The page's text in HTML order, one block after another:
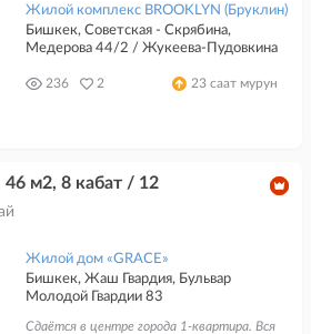
Жилой комплекс BROOKLYN (Бруклин)
Бишкек, Советская - Скрябина,
Медерова 44/2 / Жукеева-Пудовкина
236 2 23 саат мурун
46 м2, 8 кабат / 12
Жилой дом «GRACE»
Бишкек, Жаш Гвардия, Бульвар
Молодой Гвардии 83
Сдаётся в центре города 1-квартира. Вся